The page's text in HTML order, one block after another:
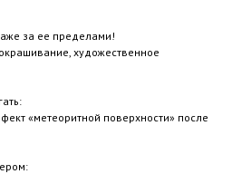
за ее пределами!
художественное
«метеоритной поверхности» после